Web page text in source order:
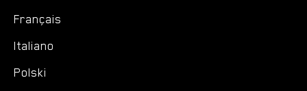
Français
Italiano
Polski